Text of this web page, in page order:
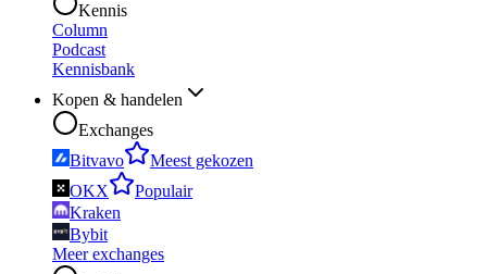
Kennis
Column
Podcast
Kennisbank
Kopen & handelen
Exchanges
Bitvavo
Meest gekozen
OKX
Populair
Kraken
Bybit
Meer exchanges